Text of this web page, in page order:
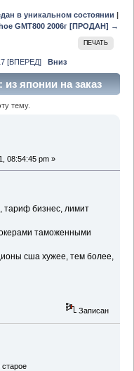
в уникальном состоянии |
GMT800 2006г [ПРОДАН] →
ПЕЧАТЬ
[ВПЕРЕД] Вниз
из японии на заказ
тему.
08:54:45 pm »
тариф бизнес, лимит
таможенными
сша хужее, тем более,
Записан